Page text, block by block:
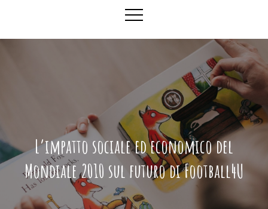
L’impatto sociale ed economico del
Mondiale 2010 sul futuro di Football4U